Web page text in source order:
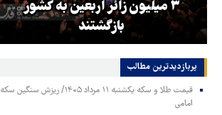
۳ میلیون زائر اربعین به کشور
بازگشتند
پربازدیدترین‌ مطالب
قیمت طلا و سکه یکشنبه ۱۱ مرداد ۱۴۰۵/ ریزش سنگین سکه
امامی